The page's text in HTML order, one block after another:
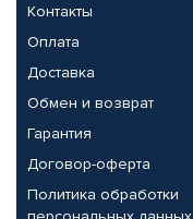
Контакты
Оплата
Доставка
Обмен и возврат
Гарантия
Договор-оферта
Политика обработки